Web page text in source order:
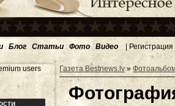
Блог Статьи Фото Видео | Регистрация
users
Газета Bestnews.lv»